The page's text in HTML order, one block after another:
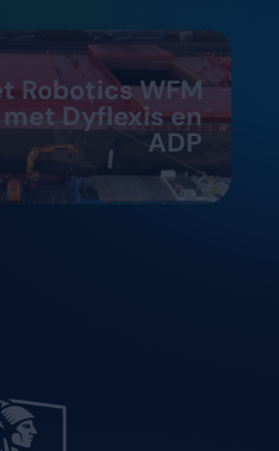
Robotics WFM
Dyflexis en
ADP